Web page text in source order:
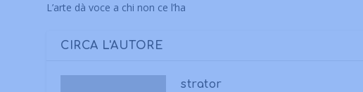
L’arte dà voce a chi non ce l’ha
CIRCA L'AUTORE
strator